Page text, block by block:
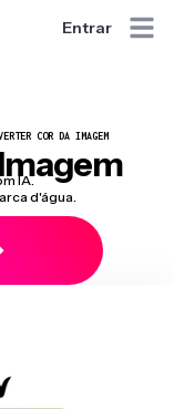
Entrar
COR DA IMAGEM
IA.
d'água.